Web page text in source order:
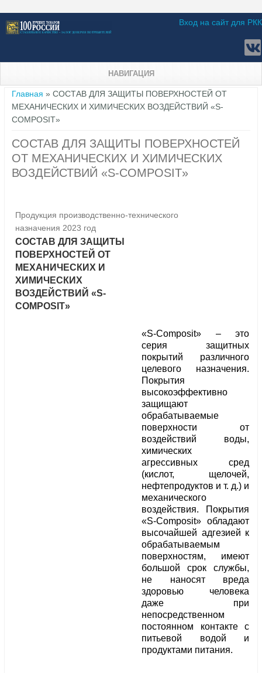
Вход на сайт для РКК
НАВИГАЦИЯ
Вы здесь
Главная » СОСТАВ ДЛЯ ЗАЩИТЫ ПОВЕРХНОСТЕЙ ОТ
МЕХАНИЧЕСКИХ И ХИМИЧЕСКИХ ВОЗДЕЙСТВИЙ «S-
COMPOSIT»
СОСТАВ ДЛЯ ЗАЩИТЫ ПОВЕРХНОСТЕЙ
ОТ МЕХАНИЧЕСКИХ И ХИМИЧЕСКИХ
ВОЗДЕЙСТВИЙ «S-COMPOSIT»
Продукция производственно-технического
назначения 2023 год
СОСТАВ ДЛЯ ЗАЩИТЫ
ПОВЕРХНОСТЕЙ ОТ
МЕХАНИЧЕСКИХ И
ХИМИЧЕСКИХ
ВОЗДЕЙСТВИЙ «S-
COMPOSIT»
«S-Composit» – это
серия защитных
покрытий различного
целевого назначения.
Покрытия
высокоэффективно
защищают
обрабатываемые
поверхности от
воздействий воды,
химических
агрессивных сред
(кислот, щелочей,
нефтепродуктов и т. д.) и
механического
воздействия. Покрытия
«S-Composit» обладают
высочайшей адгезией к
обрабатываемым
поверхностям, имеют
большой срок службы,
не наносят вреда
здоровью человека
даже при
непосредственном
постоянном контакте с
питьевой водой и
продуктами питания.